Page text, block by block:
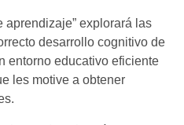
aprendizaje” explorará las
desarrollo cognitivo de
entorno educativo eficiente
les motive a obtener